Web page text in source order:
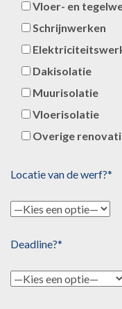
Vloer- en
Schrijnwerken
Dakisolatie
Muurisolatie
Vloerisolatie
Overige
Locatie van de werf?*
Deadline?*